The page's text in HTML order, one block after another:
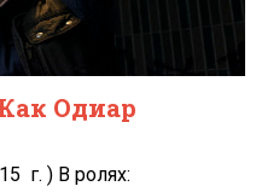
Одиар
г. ) В ролях: